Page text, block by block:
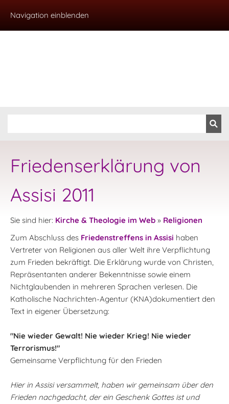
Navigation einblenden
Friedenserklärung von
Assisi 2011
Sie sind hier: Kirche & Theologie im Web » Religionen
Zum Abschluss des Friedenstreffens in Assisi haben
Vertreter von Religionen aus aller Welt ihre Verpflichtung
zum Frieden bekräftigt. Die Erklärung wurde von Christen,
Repräsentanten anderer Bekenntnisse sowie einem
Nichtglaubenden in mehreren Sprachen verlesen. Die
Katholische Nachrichten-Agentur (KNA)dokumentiert den
Text in eigener Übersetzung:
"Nie wieder Gewalt! Nie wieder Krieg! Nie wieder
Terrorismus!"
Gemeinsame Verpflichtung für den Frieden
Hier in Assisi versammelt, haben wir gemeinsam über den
Frieden nachgedacht, der ein Geschenk Gottes ist und